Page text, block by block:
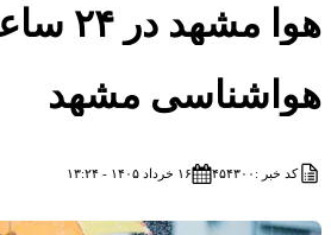
هوا
هواشناسی مشهد
کد خبر : ۴۵۴۳۰۰ ۱۶ خرداد ۱۴۰۵ - ۱۳:۲۴